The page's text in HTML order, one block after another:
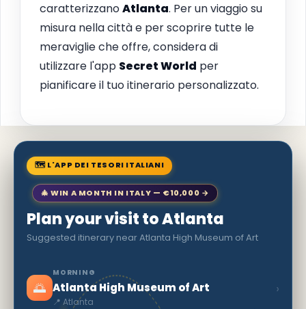
caratterizzanoAtlanta. Per un viaggio su
misura nella città e per scoprire tutte le
meraviglie che offre, considera di
utilizzare l'app Secret World per
pianificare il tuo itinerario personalizzato.
🗺 L'APP DEI TESORI ITALIANI
🎄 WIN A MONTH IN ITALY — €10,000 →
Plan your visit to Atlanta
Suggested itinerary near Atlanta High Museum of Art
🌅
MORNING
Atlanta High Museum of Art
📍 Atlanta
›